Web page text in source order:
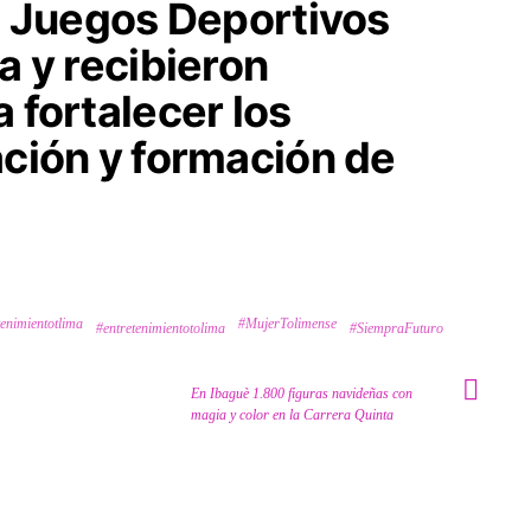
Deportivos
y recibieron
fortalecer los
y formación de
#entretenimientotolima #MujerTolimense #SiempraFuturo
En Ibaguè 1.800 figuras navideñas con
magia y color en la Carrera Quinta